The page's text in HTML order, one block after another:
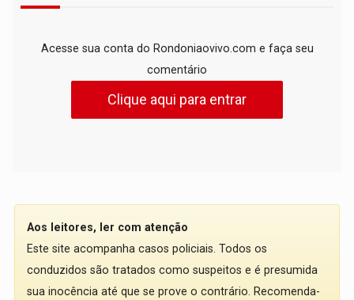
Acesse sua conta do Rondoniaovivo.com e faça seu
comentário
Clique aqui para entrar
Aos leitores, ler com atenção
Este site acompanha casos policiais. Todos os
conduzidos são tratados como suspeitos e é presumida
sua inocência até que se prove o contrário. Recomenda-